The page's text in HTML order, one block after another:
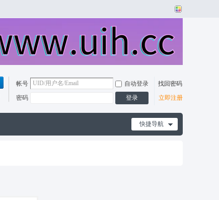
帐号 自动登录
找回密码
密码
登录 立即注册
快捷导航